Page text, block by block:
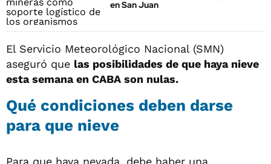
en San Juan
El Servicio Meteorológico Nacional (SMN)
aseguró que las posibilidades de que haya nieve
esta semana en CABA son nulas.
Qué condiciones deben darse
para que nieve
Para que haya nevada, debe haber una